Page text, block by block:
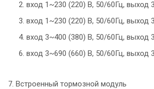
2. вход 1~230 (220) В, 50/60Гц, выход
3. вход 1~230 (220) В, 50/60Гц, выход
4. вход 3~400 (380) В, 50/60Гц, выход
6. вход 3~690 (660) В, 50/60Гц, выход
7. Встроенный тормозной модуль